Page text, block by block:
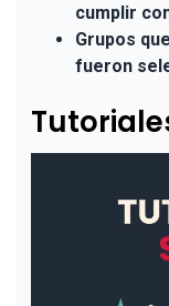
cumplir
Grupos
fueron